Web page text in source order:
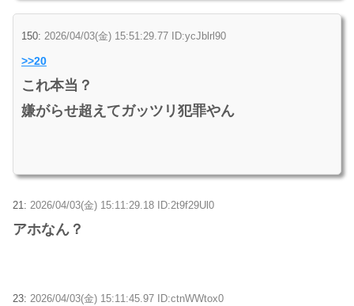
150: 2026/04/03(金) 15:51:29.77 ID:ycJblrl90
>>20
これ本当？
嫌がらせ超えてガッツリ犯罪やん
21: 2026/04/03(金) 15:11:29.18 ID:2t9f29Ul0
アホなん？
23: 2026/04/03(金) 15:11:45.97 ID:ctnWWtox0